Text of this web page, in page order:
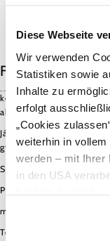
Diese Webseite
Wir verwenden
Statistiken sowie
Inhalte zu
erfolgt
„Cookies
weiterhin in
werden – mit Ihrer
in den USA
Felszereltség
kerekesszékeseknek
alkalmas
Játszósarok
gyermekeknek
Szabadtéri játszótér
Parkoló
meleg ételek
Terasz / vendégek